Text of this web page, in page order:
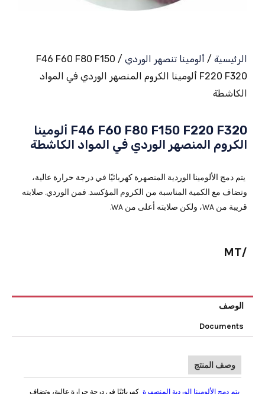
الرئيسية / ألومينا تنصهر الوردي
/ F46 F60 F80 F150
F220 F320 ألومينا الكروم المنصهر الوردي في المواد
الكاشطة
F46 F60 F80 F150 F220 F320 ألومينا
الكروم المنصهر الوردي في المواد الكاشطة
يتم دمج الألومينا الوردية المنصهرة كهربائيًا في درجة حرارة عالية،
وتضاف مع الكمية المناسبة من الكروم المؤكسد. فمن الوردي. صلابته
قريبة من WA، ولكن صلابته أعلى من WA.
/MT
الوصف
Documents
وصف المنتج
يتم دمج الألومينا الوردية المنصهرة كهربائيًا في درجة حرارة عالية، وتضاف